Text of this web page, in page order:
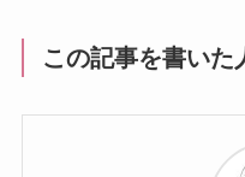
この記事を書いた